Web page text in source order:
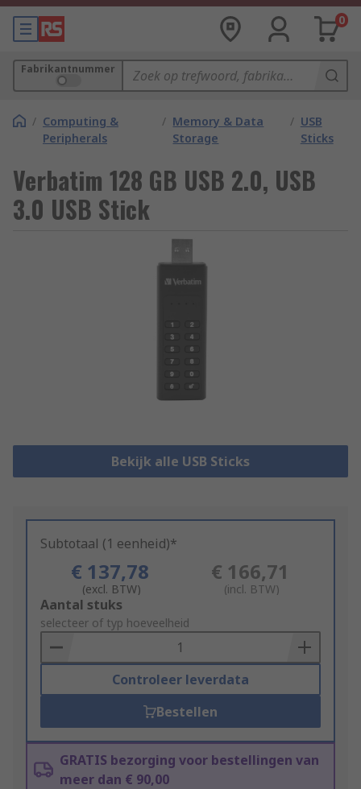
0
Fabrikantnummer
/ Computing &
Peripherals
/ Memory & Data
Storage
/ USB
Sticks
Verbatim 128 GB USB 2.0, USB
3.0 USB Stick
Bekijk alle USB Sticks
Subtotaal (1 eenheid)*
€ 137,78
(excl. BTW)
€ 166,71
(incl. BTW)
Add
to
Basket
Aantal stuks
selecteer of typ hoeveelheid
Controleer leverdata
Bestellen
GRATIS bezorging voor bestellingen van
meer dan € 90,00